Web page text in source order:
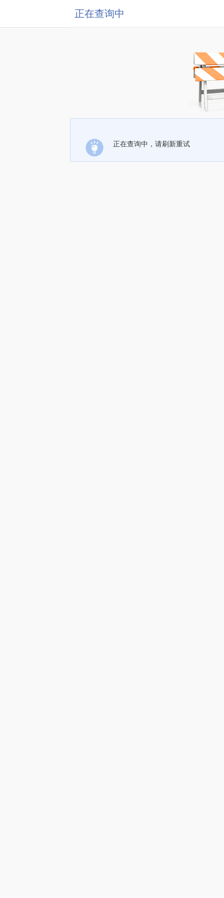
正在查询中
正在查询中，请刷新重试